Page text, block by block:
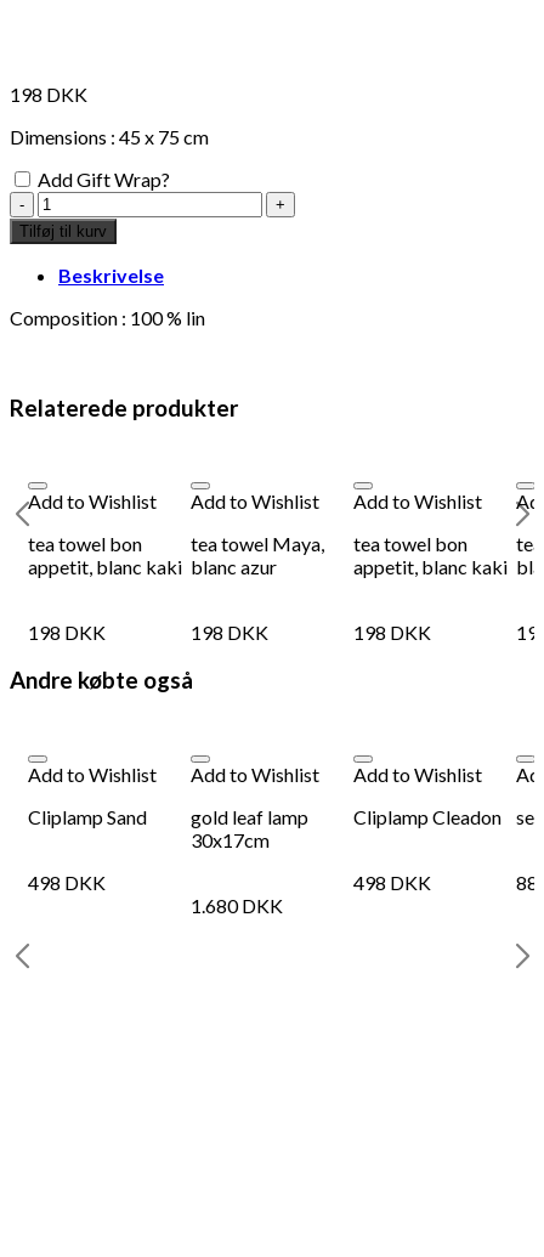
198 DKK
Dimensions : 45 x 75 cm
Add Gift Wrap?
tea
towel
bon
appetit,
blanc
bleu
Tilføj til kurv
Beskrivelse
Composition : 100 % lin
Relaterede produkter
Add to Wishlist
tea towel bon
appetit, blanc kaki
198 DKK
Add to Wishlist
tea towel Maya,
blanc azur
198 DKK
Add to Wishlist
tea towel bon
appetit, blanc kaki
198 DKK
Andre købte også
Add to Wishlist
Cliplamp Sand
498 DKK
Add to Wishlist
gold leaf lamp
30x17cm
1.680DKK
Add to Wishlist
Cliplamp Cleadon
498 DKK